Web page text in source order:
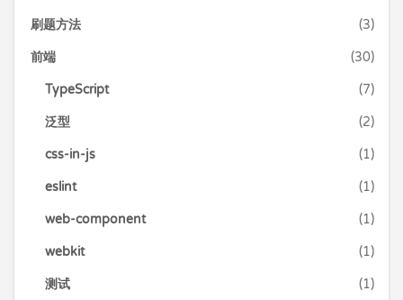
刷题方法 (3)
前端 (30)
TypeScript (7)
泛型 (2)
css-in-js (1)
eslint (1)
web-component (1)
webkit (1)
测试 (1)